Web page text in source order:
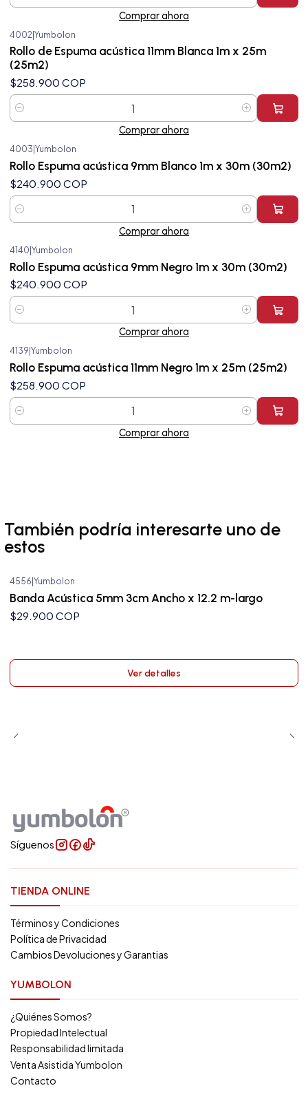
Comprar ahora
4002|Yumbolon
Rollo de Espuma acústica 11mm Blanca 1m x 25m
(25m2)
$258.900 COP
Cantidad
Comprar ahora
4003 Yumbolon
Rollo Espuma acústica 9mm Blanco 1m x 30m (30m2)
$240.900 COP
Cantidad
Comprar ahora
4140|Yumbolon
Rollo Espuma acústica 9mm Negro 1m x 30m (30m2)
$240.900 COP
Cantidad
Comprar ahora
4139 Yumbolon
Rollo Espuma acústica 11mm Negro 1m x 25m (25m2)
$258.900 COP
Cantidad
Comprar ahora
También podría interesarte uno de
estos
Agotado
4556 Yumbolon
Banda Acústica 5mm 3cm Ancho x 12.2 m-largo
$29.900 COP
Ver detalles
Síguenos
TIENDA ONLINE
Términos y Condiciones
Política de Privacidad
Cambios Devoluciones y Garantias
YUMBOLON
¿Quiénes Somos?
Propiedad Intelectual
Responsabilidad limitada
Venta Asistida Yumbolon
Contacto